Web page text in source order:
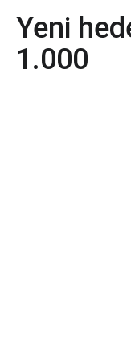
Yeni
1.000